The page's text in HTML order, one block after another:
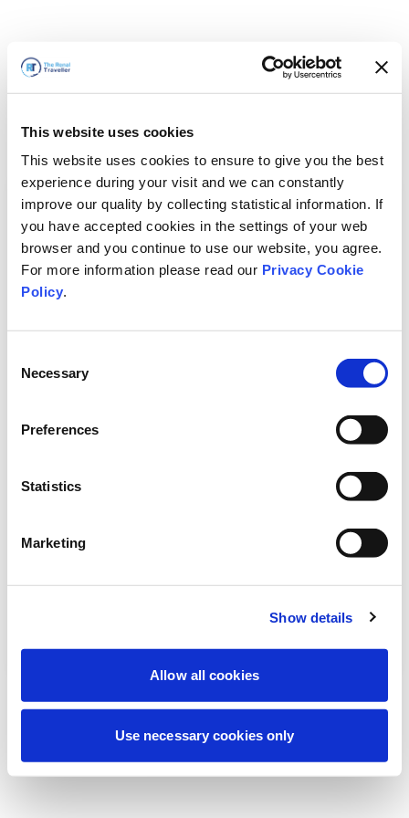
This website uses cookies
This website uses cookies to ensure to give you the best
experience during your visit and we can constantly
improve our quality by collecting statistical information. If
you have accepted cookies in the settings of your web
browser and you continue to use our website, you agree.
For more information please read our Privacy Cookie
Policy.
Selection
Necessary
Preferences
Statistics
Marketing
Show details
Allow all cookies
Use necessary cookies only
Deneyiminizi iyileştirmek için şu anda
planlanmış bakım yapıyoruz. Merak
etmeyin, kısa süre içinde tekrar çevrimiçi